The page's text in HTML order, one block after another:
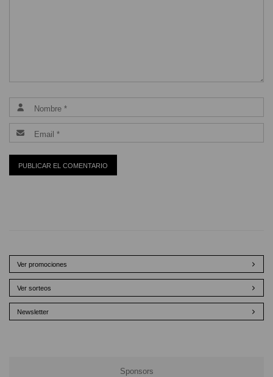
Ver promociones
Ver sorteos
Newsletter